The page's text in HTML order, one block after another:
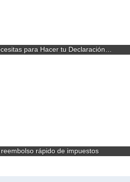
para Hacer tu Declaración…
rápido de impuestos